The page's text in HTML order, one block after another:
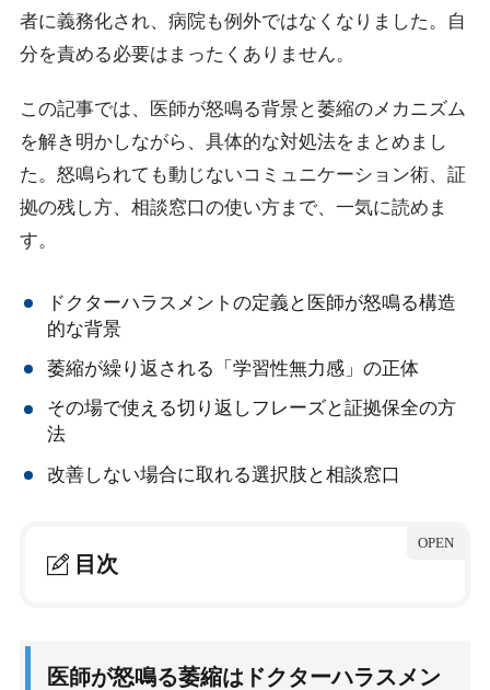
者に義務化され、病院も例外ではなくなりました。自
分を責める必要はまったくありません。
この記事では、医師が怒鳴る背景と萎縮のメカニズム
を解き明かしながら、具体的な対処法をまとめまし
た。怒鳴られても動じないコミュニケーション術、証
拠の残し方、相談窓口の使い方まで、一気に読めま
す。
ドクターハラスメントの定義と医師が怒鳴る構造
的な背景
萎縮が繰り返される「学習性無力感」の正体
その場で使える切り返しフレーズと証拠保全の方
法
改善しない場合に取れる選択肢と相談窓口
目次
1-1. ドクターハラスメントとは何か・定義
医師が怒鳴る萎縮はドクターハラスメン